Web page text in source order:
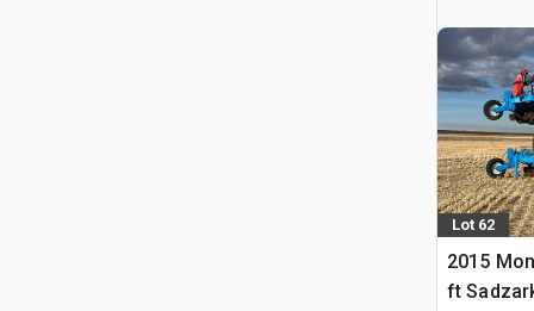
Lot 62
2015
ft